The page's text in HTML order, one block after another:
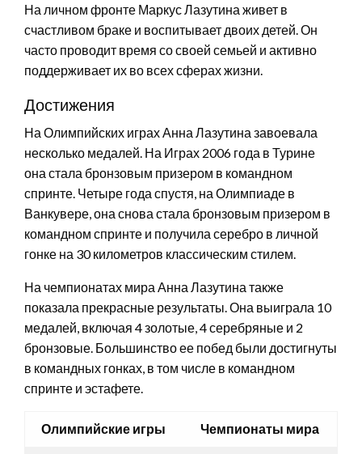
На личном фронте Маркус Лазутина живет в
счастливом браке и воспитывает двоих детей. Он
часто проводит время со своей семьей и активно
поддерживает их во всех сферах жизни.
Достижения
На Олимпийских играх Анна Лазутина завоевала
несколько медалей. На Играх 2006 года в Турине
она стала бронзовым призером в командном
спринте. Четыре года спустя, на Олимпиаде в
Ванкувере, она снова стала бронзовым призером в
командном спринте и получила серебро в личной
гонке на 30 километров классическим стилем.
На чемпионатах мира Анна Лазутина также
показала прекрасные результаты. Она выиграла 10
медалей, включая 4 золотые, 4 серебряные и 2
бронзовые. Большинство ее побед были достигнуты
в командных гонках, в том числе в командном
спринте и эстафете.
Олимпийские игры Чемпионаты мира